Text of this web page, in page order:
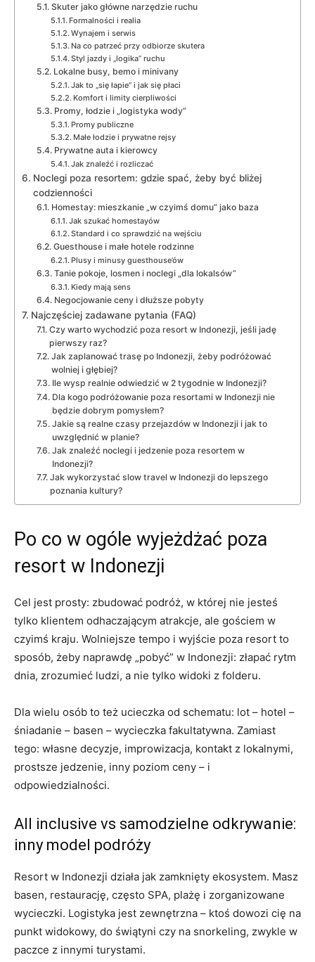
Skuter jako główne narzędzie ruchu
Formalności i realia
Wynajem i serwis
Na co patrzeć przy odbiorze skutera
Styl jazdy i „logika” ruchu
Lokalne busy, bemo i minivany
Jak to „się łapie” i jak się płaci
Komfort i limity cierpliwości
Promy, łodzie i „logistyka wody”
Promy publiczne
Małe łodzie i prywatne rejsy
Prywatne auta i kierowcy
Jak znaleźć i rozliczać
Noclegi poza resortem: gdzie spać, żeby być bliżej
codzienności
Homestay: mieszkanie „w czyimś domu” jako baza
Jak szukać homestayów
Standard i co sprawdzić na wejściu
Guesthouse i małe hotele rodzinne
Plusy i minusy guesthouse’ów
Tanie pokoje, losmen i noclegi „dla lokalsów”
Kiedy mają sens
Negocjowanie ceny i dłuższe pobyty
Najczęściej zadawane pytania (FAQ)
Czy warto wychodzić poza resort w Indonezji, jeśli jadę
pierwszy raz?
Jak zaplanować trasę po Indonezji, żeby podróżować
wolniej i głębiej?
Ile wysp realnie odwiedzić w 2 tygodnie w Indonezji?
Dla kogo podróżowanie poza resortami w Indonezji nie
będzie dobrym pomysłem?
Jakie są realne czasy przejazdów w Indonezji i jak to
uwzględnić w planie?
Jak znaleźć noclegi i jedzenie poza resortem w
Indonezji?
Jak wykorzystać slow travel w Indonezji do lepszego
poznania kultury?
Po co w ogóle wyjeżdżać poza
resort w Indonezji
Cel jest prosty: zbudować podróż, w której nie jesteś
tylko klientem odhaczającym atrakcje, ale gościem w
czyimś kraju. Wolniejsze tempo i wyjście poza resort to
sposób, żeby naprawdę „pobyć” w Indonezji: złapać rytm
dnia, zrozumieć ludzi, a nie tylko widoki z folderu.
Dla wielu osób to też ucieczka od schematu: lot – hotel –
śniadanie – basen – wycieczka fakultatywna. Zamiast
tego: własne decyzje, improwizacja, kontakt z lokalnymi,
prostsze jedzenie, inny poziom ceny – i
odpowiedzialności.
All inclusive vs samodzielne odkrywanie:
inny model podróży
Resort w Indonezji działa jak zamknięty ekosystem. Masz
basen, restaurację, często SPA, plażę i zorganizowane
wycieczki. Logistyka jest zewnętrzna – ktoś dowozi cię na
punkt widokowy, do świątyni czy na snorkeling, zwykle w
paczce z innymi turystami.